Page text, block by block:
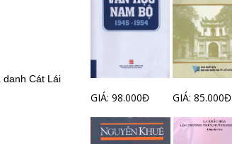
Cát Lái
GIÁ: 98.000Đ GIÁ: 85.000Đ